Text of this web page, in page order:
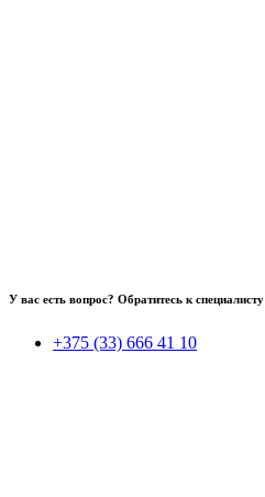
У вас есть вопрос? Обратитесь к специалисту
+375 (33) 666 41 10